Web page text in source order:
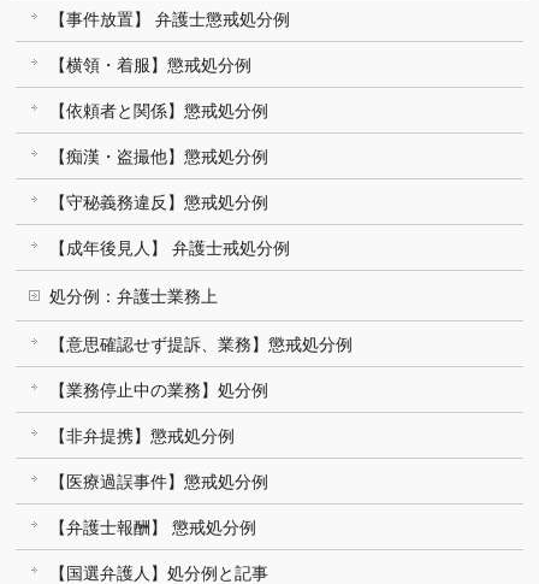
【事件放置】 弁護士懲戒処分例
【横領・着服】懲戒処分例
【依頼者と関係】懲戒処分例
【痴漢・盗撮他】懲戒処分例
【守秘義務違反】懲戒処分例
【成年後見人】 弁護士戒処分例
処分例：弁護士業務上
【意思確認せず提訴、業務】懲戒処分例
【業務停止中の業務】処分例
【非弁提携】懲戒処分例
【医療過誤事件】懲戒処分例
【弁護士報酬】 懲戒処分例
【国選弁護人】処分例と記事